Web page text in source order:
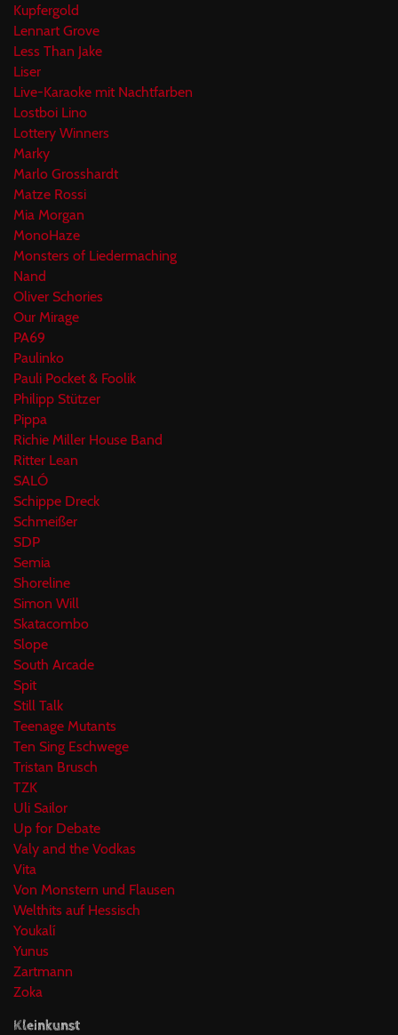
Kupfergold
Lennart Grove
Less Than Jake
Liser
Live-Karaoke mit Nachtfarben
Lostboi Lino
Lottery Winners
Marky
Marlo Grosshardt
Matze Rossi
Mia Morgan
MonoHaze
Monsters of Liedermaching
Nand
Oliver Schories
Our Mirage
PA69
Paulinko
Pauli Pocket & Foolik
Philipp Stützer
Pippa
Richie Miller House Band
Ritter Lean
SALÓ
Schippe Dreck
Schmeißer
SDP
Semia
Shoreline
Simon Will
Skatacombo
Slope
South Arcade
Spit
Still Talk
Teenage Mutants
Ten Sing Eschwege
Tristan Brusch
TZK
Uli Sailor
Up for Debate
Valy and the Vodkas
Vita
Von Monstern und Flausen
Welthits auf Hessisch
Youkalí
Yunus
Zartmann
Zoka
Kleinkunst